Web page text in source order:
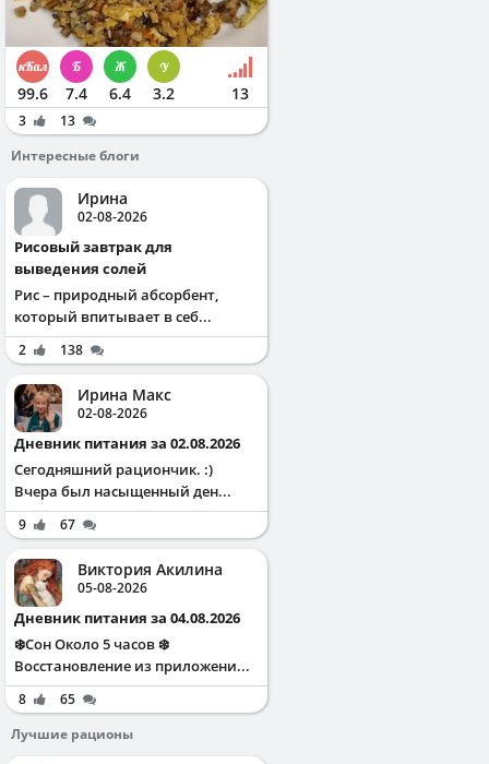
99.6 7.4 6.4 3.2 13
3
13
Интересные блоги
Ирина
02-08-2026
Рисовый завтрак для
выведения солей
Рис – природный абсорбент,
который впитывает в себ...
2 138
Ирина Макс
02-08-2026
Дневник питания за 02.08.2026
Сегодняшний рациончик. :)
Вчера был насыщенный ден...
9 67
Виктория Акилина
05-08-2026
Дневник питания за 04.08.2026
❄️Сон Около 5 часов ❄️
Восстановление из приложени...
8
65
Лучшие рационы